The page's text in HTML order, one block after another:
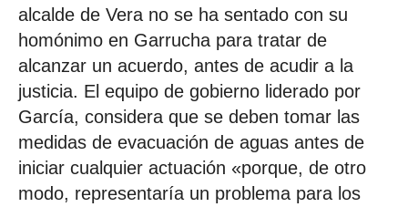
alcalde de Vera no se ha sentado con su
homónimo en Garrucha para tratar de
alcanzar un acuerdo, antes de acudir a la
justicia. El equipo de gobierno liderado por
García, considera que se deben tomar las
medidas de evacuación de aguas antes de
iniciar cualquier actuación «porque, de otro
modo, representaría un problema para los